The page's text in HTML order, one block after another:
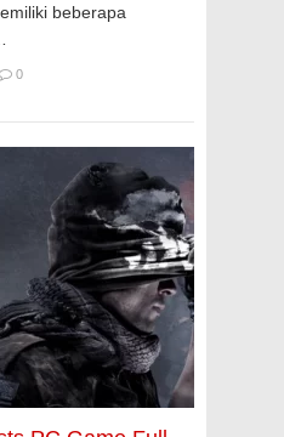
beberapa
0